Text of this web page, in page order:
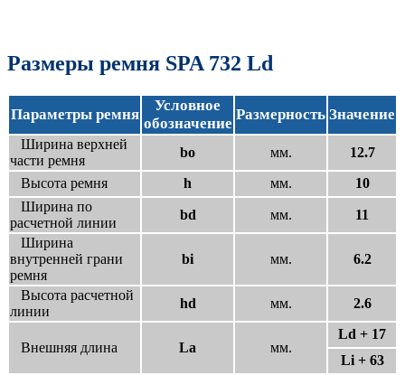
Размеры ремня SPA 732 Ld
Параметры ремня
Условное
обозначение
Размерность Значение
Ширина верхней
части ремня
bo мм.
12.7
Высота ремня
h мм.
10
Ширина по
расчетной линии
bd мм.
11
Ширина
внутренней грани
ремня
bi мм. 6.2
Высота расчетной
линии
hd мм. 2.6
Внешняя длина La мм.
Ld + 17
Li + 63